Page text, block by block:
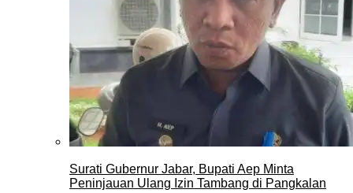
Surati Gubernur Jabar, Bupati Aep Minta
Peninjauan Ulang Izin Tambang di Pangkalan